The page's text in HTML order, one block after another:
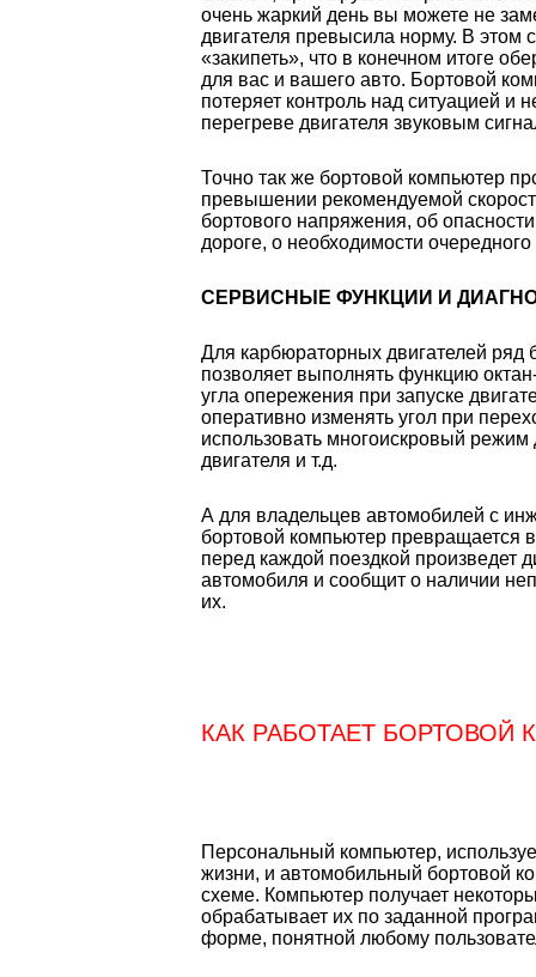
очень жаркий день вы можете не
двигателя превысила норму. В этом
«закипеть», что в конечном итоге
для вас и вашего авто. Бортовой
потеряет контроль над ситуацией и
перегреве двигателя звуковым
Точно так же бортовой компьютер
превышении рекомендуемой
бортового напряжения, об
дороге, о необходимости
СЕРВИСНЫЕ ФУНКЦИИ И
Для карбюраторных двигателей ряд
позволяет выполнять функцию
угла опережения при запуске
оперативно изменять угол при
использовать многоискровый режим
двигателя и т.д.
А для владельцев автомобилей с
бортовой компьютер превращается
перед каждой поездкой произведет
автомобиля и сообщит о наличии
их.
КАК РАБОТАЕТ БОРТОВОЙ
Персональный компьютер,
жизни, и автомобильный бортовой
схеме. Компьютер получает
обрабатывает их по заданной
форме, понятной любому